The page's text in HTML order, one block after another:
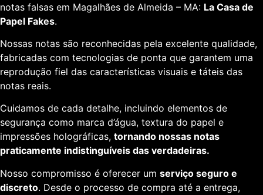
notas falsas em Magalhães de Almeida – MA: La Casa de
Papel Fakes.
Nossas notas são reconhecidas pela excelente qualidade,
fabricadas com tecnologias de ponta que garantem uma
reprodução fiel das características visuais e táteis das
notas reais.
Cuidamos de cada detalhe, incluindo elementos de
segurança como marca d’água, textura do papel e
impressões holográficas, tornando nossas notas
praticamente indistinguíveis das verdadeiras.
Nosso compromisso é oferecer um serviço seguro e
discreto. Desde o processo de compra até a entrega,